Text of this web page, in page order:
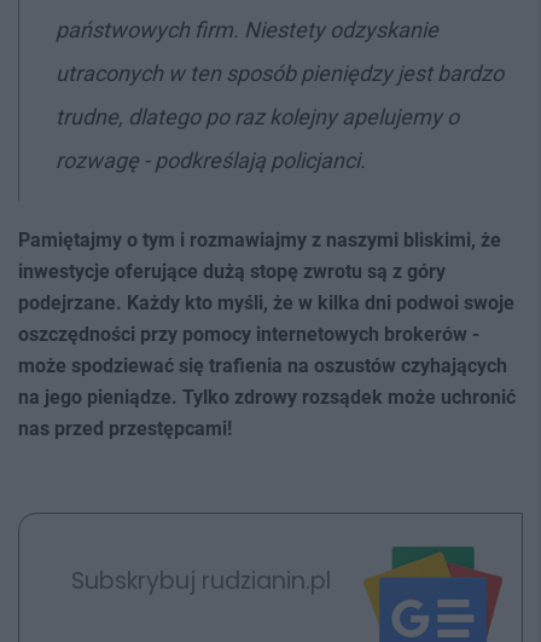
państwowych firm. Niestety odzyskanie
utraconych w ten sposób pieniędzy jest bardzo
trudne, dlatego po raz kolejny apelujemy o
rozwagę - podkreślają policjanci.
Pamiętajmy o tym i rozmawiajmy z naszymi bliskimi, że
inwestycje oferujące dużą stopę zwrotu są z góry
podejrzane. Każdy kto myśli, że w kilka dni podwoi swoje
oszczędności przy pomocy internetowych brokerów -
może spodziewać się trafienia na oszustów czyhających
na jego pieniądze. Tylko zdrowy rozsądek może uchronić
nas przed przestępcami!
Subskrybuj rudzianin.pl